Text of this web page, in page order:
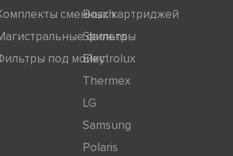
сменных картриджей
фильтры
под мойку
Bosch
Siemens
Electrolux
Thermex
LG
Samsung
Polaris